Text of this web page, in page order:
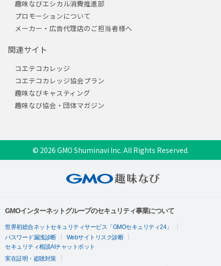
趣味なびエシカル消費推進部
プロモーションについて
メーカー・広告代理店のご担当者様へ
関連サイト
コエテコカレッジ
コエテコカレッジ協会プラン
趣味なびキャスティング
趣味なび協会・団体マガジン
© 2026 GMO Shuminavi Inc. All Rights Reserved.